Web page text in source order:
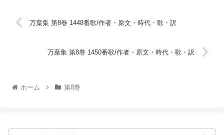
万葉集 第8巻 1448番歌/作者・原文・時代・歌・訳
万葉集 第8巻 1450番歌/作者・原文・時代・歌・訳
ホーム 第8巻